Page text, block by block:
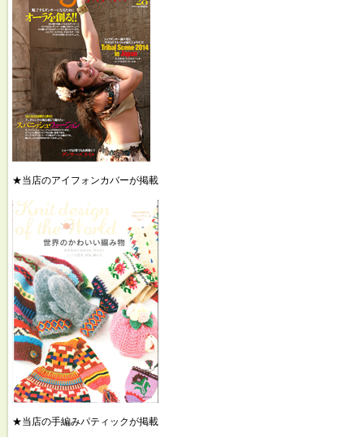
★当店のアイフォンカバーが掲載
★当店の手編みパティックが掲載